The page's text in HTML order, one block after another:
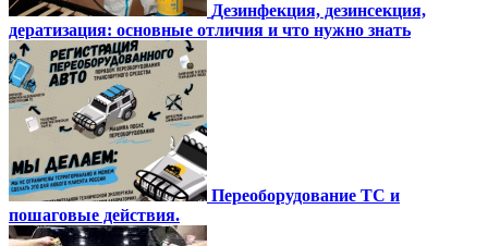
Дезинфекция, дезинсекция,
дератизация: основные отличия и что нужно знать
Переоборудование ТС и
пошаговые действия.